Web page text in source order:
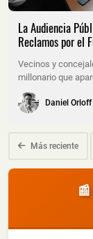
La Audiencia
Reclamos por el
Vecinos y
millonario que
Daniel Orloff
Más reciente